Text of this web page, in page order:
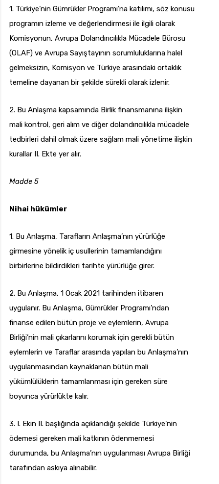
1. Türkiye’nin Gümrükler Programı’na katılımı, söz konusu
programın izleme ve değerlendirmesi ile ilgili olarak
Komisyonun, Avrupa Dolandırıcılıkla Mücadele Bürosu
(OLAF) ve Avrupa Sayıştayının sorumluluklarına halel
gelmeksizin, Komisyon ve Türkiye arasındaki ortaklık
temeline dayanan bir şekilde sürekli olarak izlenir.
2. Bu Anlaşma kapsamında Birlik finansmanına ilişkin
mali kontrol, geri alım ve diğer dolandırıcılıkla mücadele
tedbirleri dahil olmak üzere sağlam mali yönetime ilişkin
kurallar II. Ekte yer alır.
Madde 5
Nihai hükümler
1. Bu Anlaşma, Tarafların Anlaşma’nın yürürlüğe
girmesine yönelik iç usullerinin tamamlandığını
birbirlerine bildirdikleri tarihte yürürlüğe girer.
2. Bu Anlaşma, 1 Ocak 2021 tarihinden itibaren
uygulanır. Bu Anlaşma, Gümrükler Programı’ndan
finanse edilen bütün proje ve eylemlerin, Avrupa
Birliği’nin mali çıkarlarını korumak için gerekli bütün
eylemlerin ve Taraflar arasında yapılan bu Anlaşma’nın
uygulanmasından kaynaklanan bütün mali
yükümlülüklerin tamamlanması için gereken süre
boyunca yürürlükte kalır.
3. I. Ekin II. başlığında açıklandığı şekilde Türkiye’nin
ödemesi gereken mali katkının ödenmemesi
durumunda, bu Anlaşma’nın uygulanması Avrupa Birliği
tarafından askıya alınabilir.